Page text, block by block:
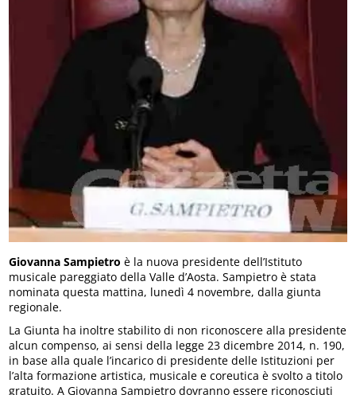
Giovanna Sampietro è la nuova presidente dell’Istituto
musicale pareggiato della Valle d’Aosta. Sampietro è stata
nominata questa mattina, lunedì 4 novembre, dalla giunta
regionale.
La Giunta ha inoltre stabilito di non riconoscere alla presidente
alcun compenso, ai sensi della legge 23 dicembre 2014, n. 190,
in base alla quale l’incarico di presidente delle Istituzioni per
l’alta formazione artistica, musicale e coreutica è svolto a titolo
gratuito. A Giovanna Sampietro dovranno essere riconosciuti